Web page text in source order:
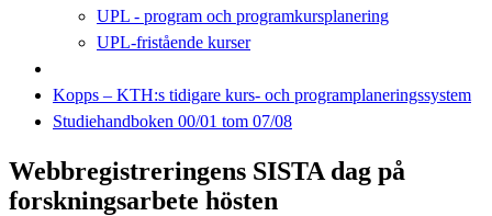
UPL - program och programkursplanering
UPL-fristående kurser
Kopps – KTH:s tidigare kurs- och programplaneringssystem
Studiehandboken 00/01 tom 07/08
Webbregistreringens SISTA dag på
forskningsarbete hösten